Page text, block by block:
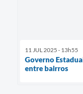
11 JUL 2025 - 13h55
Governo
entre bairros